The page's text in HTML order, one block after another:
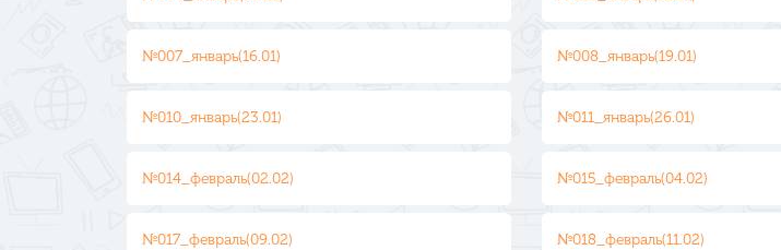
№007_январь(16.01) №008_январь(19.01)
№010_январь(23.01) №011_январь(26.01)
№014_февраль(02.02) №015_февраль(04.02)
№017_февраль(09.02) №018_февраль(11.02)